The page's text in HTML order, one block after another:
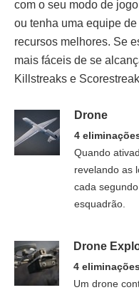
com o seu modo de
ou tenha uma equipe
recursos melhores. Se
mais fáceis de se
Killstreaks e
Drone
4
Quando
revelando as
cada
esquadrão.
Drone
4
Um drone